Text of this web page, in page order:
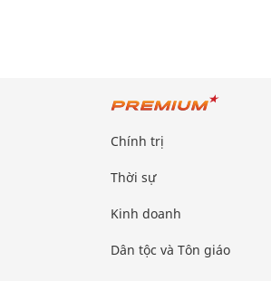
Chính trị
Thời sự
Kinh doanh
Dân tộc và Tôn giáo